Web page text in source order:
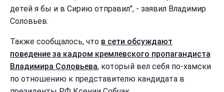
детей я бы и в Сирию отправил", - заявил Владимир
Соловьев.
Также сообщалось, что в сети обсуждают
поведение за кадром кремлевского пропагандиста
Владимира Соловьева, который вел себя по-хамски
по отношению к представителю кандидата в